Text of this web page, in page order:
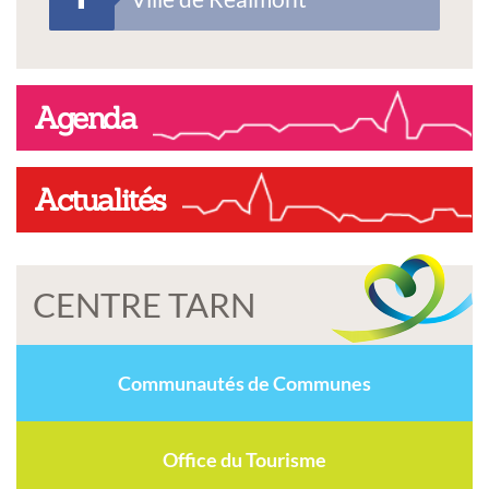
Agenda
Actualités
CENTRE TARN
Communautés de Communes
Office du Tourisme